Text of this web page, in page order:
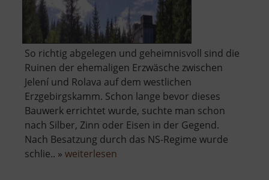
So richtig abgelegen und geheimnisvoll sind die
Ruinen der ehemaligen Erzwäsche zwischen
Jelení und Rolava auf dem westlichen
Erzgebirgskamm. Schon lange bevor dieses
Bauwerk errichtet wurde, suchte man schon
nach Silber, Zinn oder Eisen in der Gegend.
Nach Besatzung durch das NS-Regime wurde
schlie.. » weiterlesen